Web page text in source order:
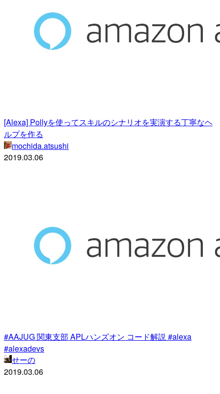
[Alexa] Pollyを使ってスキルのシナリオを実演する丁寧なヘ
ルプを作る
mochida.atsushi
2019.03.06
#AAJUG 関東支部 APLハンズオン コード解説 #alexa
#alexadevs
せーの
2019.03.06